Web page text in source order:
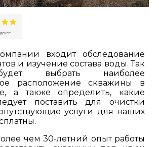
входит обследование
и изучение состава воды. Так
выбрать наиболее
расположение скважины в
а также определить, какие
поставить для очистки
услуги для наших
чем 30-летний опыт работы